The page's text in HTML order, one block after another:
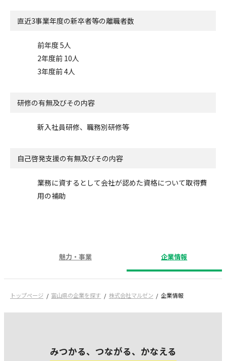
直近3事業年度の新卒者等の離職者数
前年度 5人
2年度前 10人
3年度前 4人
研修の有無及びその内容
新入社員研修、職務別研修等
自己啓発支援の有無及びその内容
業務に資するとして会社が認めた資格について取得費
用の補助
魅力・事業 企業情報
トップページ 富山県の企業を探す 株式会社マルゼン 企業情報
みつかる、つながる、かなえる